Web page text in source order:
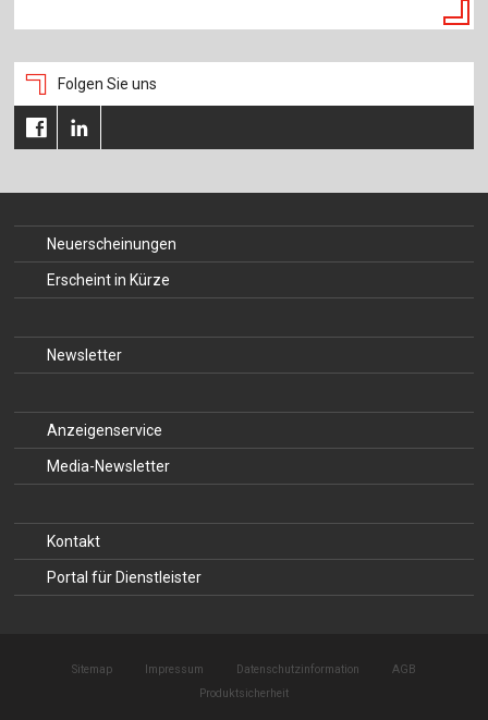
Folgen Sie uns
Neuerscheinungen
Erscheint in Kürze
Newsletter
Anzeigenservice
Media-Newsletter
Kontakt
Portal für Dienstleister
Sitemap Impressum Datenschutzinformation
AGB
Produktsicherheit